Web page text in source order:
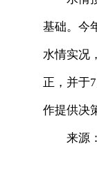
基础。今
水情实况
正，并于
作提供决
来源：